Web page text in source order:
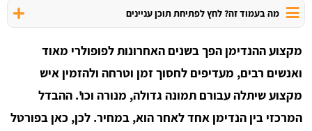
מה בעמוד זה? לחץ לפתיחת תוכן עניינים
מקצוע ההנדימן הפך בשנים האחרונות לפופולרי מאוד
ואנשים רבים, מעדיפים לחסוך זמן וטרחה ולהזמין איש
מקצוע שיתלה עבורם תמונה גדולה, מנורה וכו'. ההבדל
המרכזי בין הנדימן אחד לאחר הוא, במחיר. לכן, כאן בפורטל